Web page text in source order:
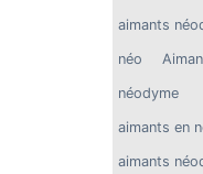
aimants
néo
néodyme
aimants en
aimants